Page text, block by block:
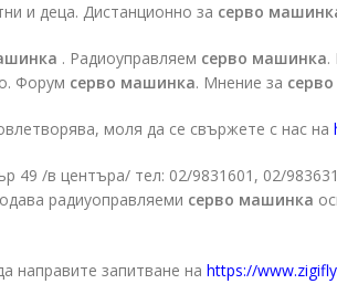
и деца. Дистанционно за серво
. Радиоуправляем серво машинка.
Форум серво машинка. Мнение за
моля да се свържете с нас на
49 /в центъра/ тел: 02/9831601, 02/
радиуоправляеми серво машинка
направите запитване на https://